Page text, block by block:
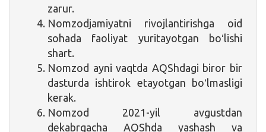
zarur.
Nomzodjamiyatni rivojlantirishga oid
sohada faoliyat yuritayotgan boʻlishi
shart.
Nomzod ayni vaqtda AQShdagi biror bir
dasturda ishtirok etayotgan boʻlmasligi
kerak.
Nomzod 2021-yil avgustdan
dekabrgacha AQShda yashash va